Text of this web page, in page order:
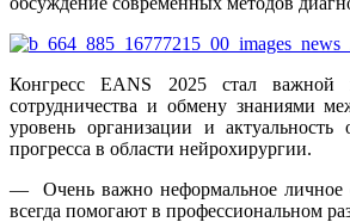
Конгресс EANS 2025 стал важной
сотрудничества и обмену знаниями
уровень организации и
прогресса в области нейрохирургии.
— Очень важно неформальное личное
всегда помогают в профессиональном